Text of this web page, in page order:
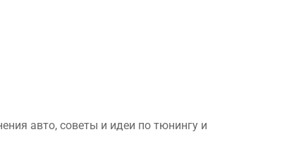
авто, советы и идеи по тюнингу и